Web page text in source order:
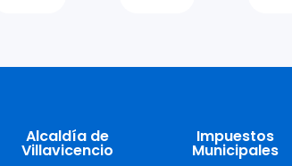
Alcaldía de
Villavicencio
Impuestos
Municipales